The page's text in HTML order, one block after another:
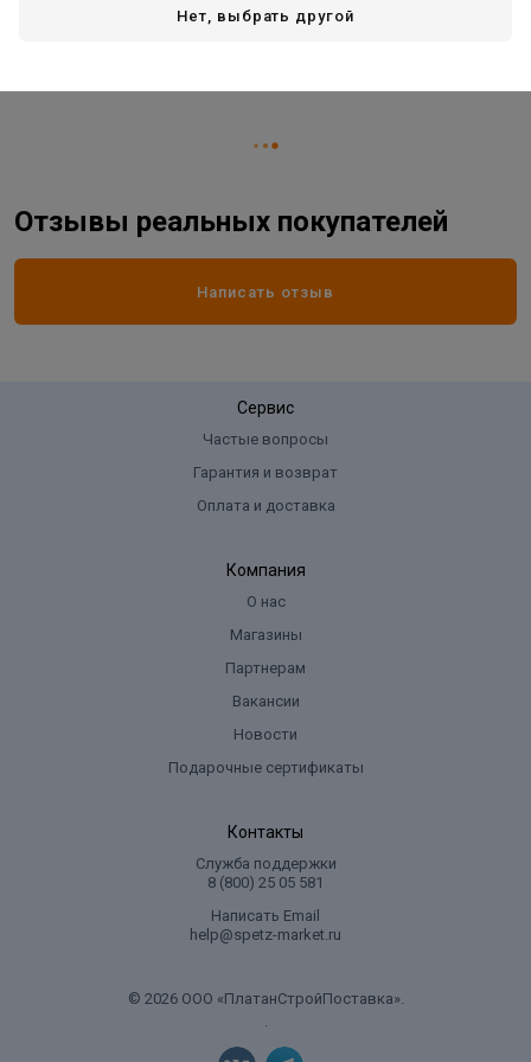
Отзывы реальных покупателей
Написать отзыв
Сервис
Частые вопросы
Гарантия и возврат
Оплата и доставка
Компания
О нас
Магазины
Партнерам
Вакансии
Новости
Подарочные сертификаты
Контакты
Служба поддержки
8 (800) 25 05 581
Написать Email
help@spetz-market.ru
© 2026 ООО «ПлатанСтройПоставка».
.
Нет, выбрать другой